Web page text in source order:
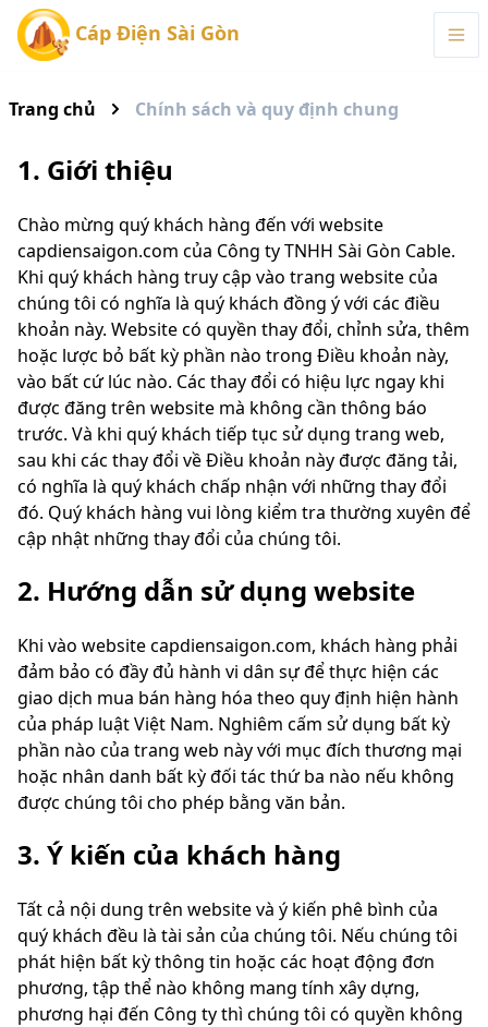
Cáp Điện Sài Gòn
Trang chủ Chính sách và quy định chung
1. Giới thiệu
Chào mừng quý khách hàng đến với website
capdiensaigon.com của Công ty TNHH Sài Gòn Cable.
Khi quý khách hàng truy cập vào trang website của
chúng tôi có nghĩa là quý khách đồng ý với các điều
khoản này. Website có quyền thay đổi, chỉnh sửa, thêm
hoặc lược bỏ bất kỳ phần nào trong Điều khoản này,
vào bất cứ lúc nào. Các thay đổi có hiệu lực ngay khi
được đăng trên website mà không cần thông báo
trước. Và khi quý khách tiếp tục sử dụng trang web,
sau khi các thay đổi về Điều khoản này được đăng tải,
có nghĩa là quý khách chấp nhận với những thay đổi
đó. Quý khách hàng vui lòng kiểm tra thường xuyên để
cập nhật những thay đổi của chúng tôi.
2. Hướng dẫn sử dụng website
Khi vào website capdiensaigon.com, khách hàng phải
đảm bảo có đầy đủ hành vi dân sự để thực hiện các
giao dịch mua bán hàng hóa theo quy định hiện hành
của pháp luật Việt Nam. Nghiêm cấm sử dụng bất kỳ
phần nào của trang web này với mục đích thương mại
hoặc nhân danh bất kỳ đối tác thứ ba nào nếu không
được chúng tôi cho phép bằng văn bản.
3. Ý kiến của khách hàng
Tất cả nội dung trên website và ý kiến phê bình của
quý khách đều là tài sản của chúng tôi. Nếu chúng tôi
phát hiện bất kỳ thông tin hoặc các hoạt động đơn
phương, tập thể nào không mang tính xây dựng,
phương hại đến Công ty thì chúng tôi có quyền không